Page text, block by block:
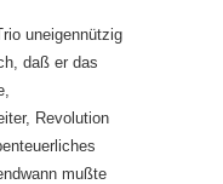
uneigennützig
daß er das
Revolution
mußte